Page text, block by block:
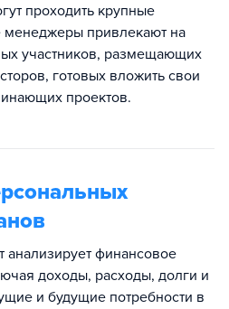
проходить крупные
привлекают на
участников, размещающих
готовых вложить свои
проектов.
анализирует финансовое
доходы, расходы, долги и
и будущие потребности в